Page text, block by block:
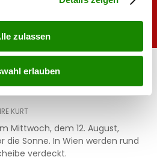
zulassen
erlauben
Diese Uhrzeit müssen
KURT
Mittwoch, dem 12. August,
die Sonne. In Wien werden rund
verdeckt.